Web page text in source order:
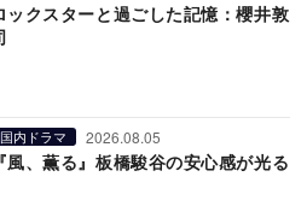
ックスターと過ごした記憶：櫻井敦
国内ドラマ 2026.08.05
『風、薫る』板橋駿谷の安心感が光る